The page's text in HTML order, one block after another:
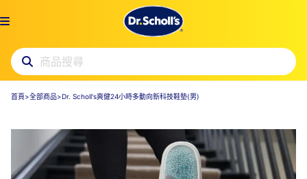
首頁>全部商品>Dr. Scholl's爽健24小時多動向新科技鞋墊(男)